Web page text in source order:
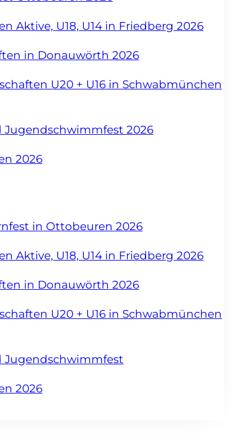
Aktive, U18, U14 in Friedberg 2026
in Donauwörth 2026
U20 + U16 in Schwabmünchen
Jugendschwimmfest 2026
2026
in Ottobeuren 2026
Aktive, U18, U14 in Friedberg 2026
in Donauwörth 2026
U20 + U16 in Schwabmünchen
Jugendschwimmfest
2026